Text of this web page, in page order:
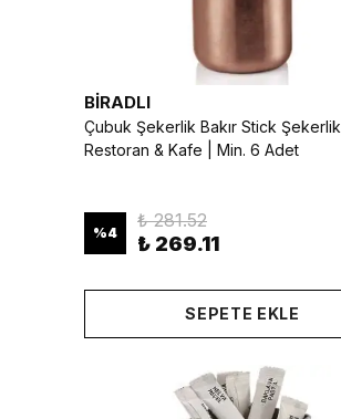
BİRADLI
Çubuk Şekerlik Bakır Stick Şekerlik
Restoran & Kafe | Min. 6 Adet
%4
₺ 281.52
₺ 269.11
SEPETE EKLE